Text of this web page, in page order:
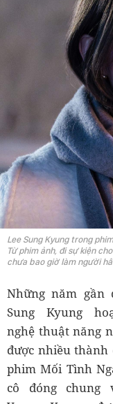
Lee Sung Kyung trong
Từ phim ảnh, đi sự kiện
chưa bao giờ làm người
Những năm gần
Sung Kyung
nghệ thuật năng
được nhiều thành
phim Mối Tình
cô đóng chung